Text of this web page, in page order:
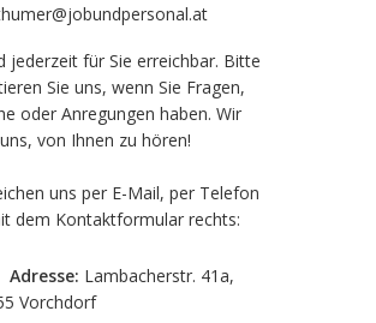
jederzeit für Sie erreichbar. Bitte
Sie uns, wenn Sie Fragen,
oder Anregungen haben. Wir
von Ihnen zu hören!
uns per E-Mail, per Telefon
dem Kontaktformular rechts:
Adresse: Lambacherstr. 41a,
Vorchdorf